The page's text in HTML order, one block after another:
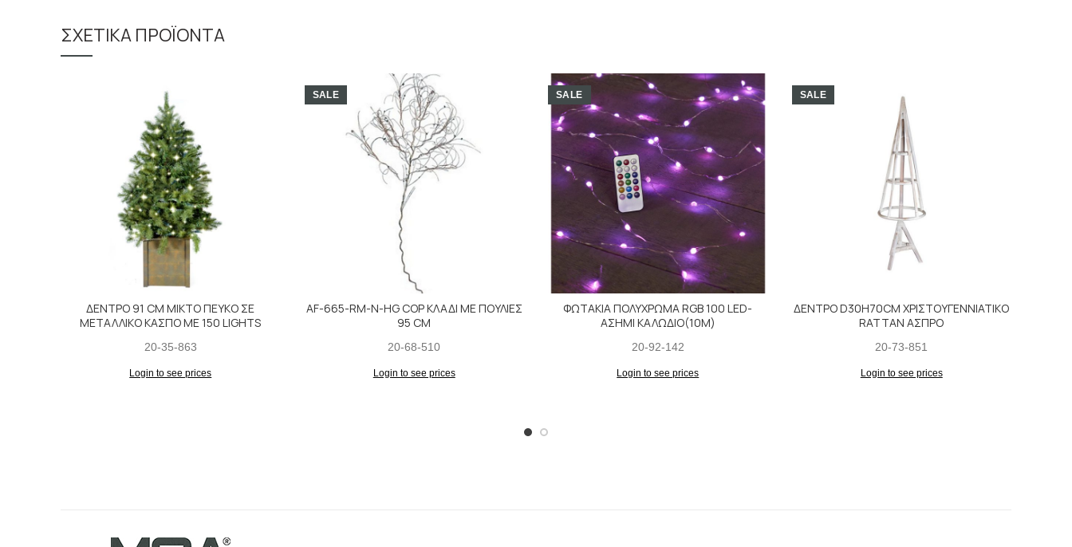
ΣΧΕΤΙΚΆ ΠΡΟΪΌΝΤΑ
ΔΕΝΤΡΟ 91 CM ΜΙΚΤΟ ΠΕΥΚΟ ΣΕ
ΜΕΤΑΛΛΙΚΟ ΚΑΣΠΟ ΜΕ 150 LIGHTS
20-35-863
Login to see prices
SALE
AF-665-RM-Ν-HG COP ΚΛΑΔΙ ΜΕ ΠΟΥΛΙΕΣ
95 CM
20-68-510
Login to see prices
SALE
ΦΩΤΑΚΙΑ ΠΟΛΥΧΡΩΜΑ RGB 100 LED-
ΑΣΗΜΙ ΚΑΛΩΔΙΟ(10M)
20-92-142
Login to see prices
SALE
ΔΕΝΤΡΟ D30H70CM ΧΡΙΣΤΟΥΓΕΝΝΙΑΤΙΚΟ
RATTAN ΑΣΠΡΟ
20-73-851
Login to see prices